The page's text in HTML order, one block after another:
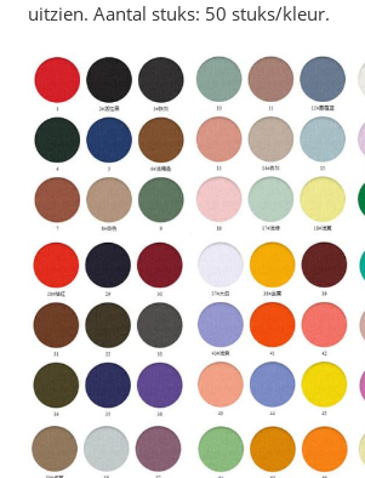
uitzien. Aantal stuks: 50 stuks/kleur.